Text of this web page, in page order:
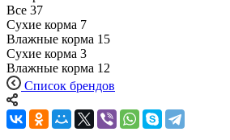
Все 37
Сухие корма 7
Влажные корма 15
Сухие корма 3
Влажные корма 12
Список брендов